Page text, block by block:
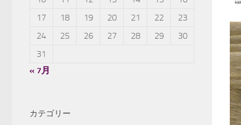
17
18 19 20 21 22
23
24
25 26 27 28 29
30
31
« 7月
カテゴリー